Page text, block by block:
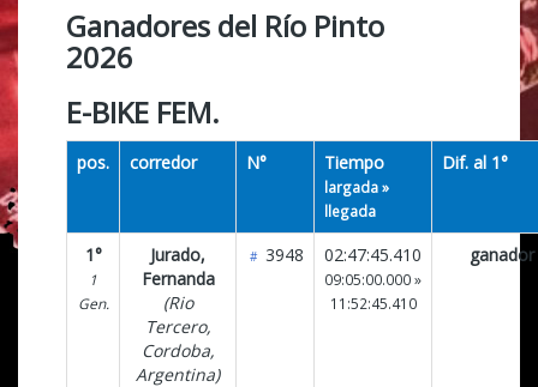
Ganadores del Río Pinto
2026
E-BIKE FEM.
pos. corredor N° Tiempo
largada »
llegada
Dif. al 1°
1°
1
Gen.
Jurado,
Fernanda
(Rio
Tercero,
Cordoba,
Argentina)
# 3948 02:47:45.410
09:05:00.000 »
11:52:45.410
ganador